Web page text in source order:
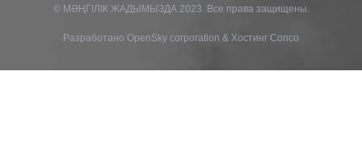
© МӘҢГІЛІК ЖАДЫМЫЗДА 2023. Все права защищены.
Разработано OpenSky corporation & Хостинг Conco